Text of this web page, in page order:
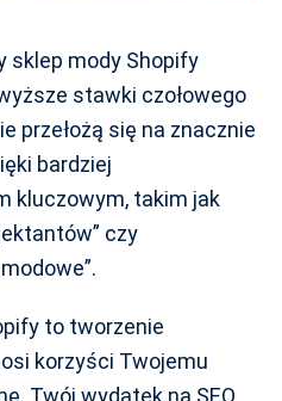
sklep mody Shopify
stawki czołowego
przełożą się na znacznie
bardziej
kluczowym, takim jak
czy
to tworzenie
korzyści Twojemu